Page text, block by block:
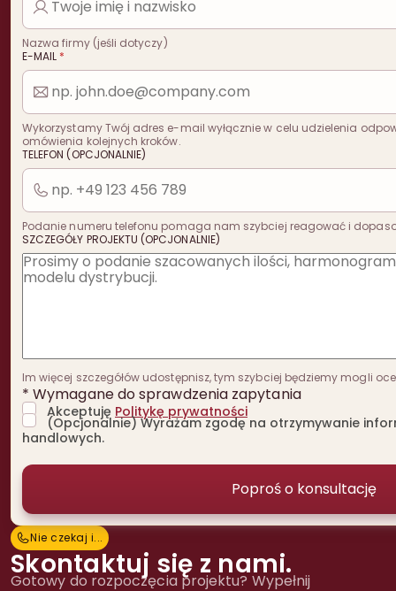
Nie czekaj i...
Nie czekaj i...
Skontaktuj się z nami.
Gotowy do rozpoczęcia projektu? Wypełnij
Nazwa firmy (jeśli dotyczy)
E-MAIL *
Wykorzystamy Twój adres e-mail wyłącznie w celu udzielenia
omówienia kolejnych kroków.
TELEFON (OPCJONALNIE)
Podanie numeru telefonu pomaga nam szybciej reagować i
SZCZEGÓŁY PROJEKTU (OPCJONALNIE)
Im więcej szczegółów udostępnisz, tym szybciej będziemy mogli
* Wymagane do sprawdzenia zapytania
Akceptuję Politykę prywatności
(Opcjonalnie) Wyrażam zgodę na otrzymywanie
handlowych.